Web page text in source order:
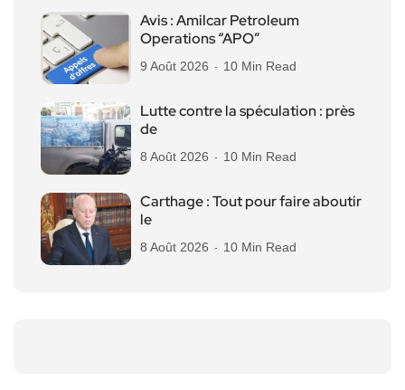
Avis : Amilcar Petroleum
Operations “APO”
9 Août 2026 10 Min Read
Lutte contre la spéculation : près
de
8 Août 2026 10 Min Read
Carthage : Tout pour faire aboutir
le
8 Août 2026 10 Min Read